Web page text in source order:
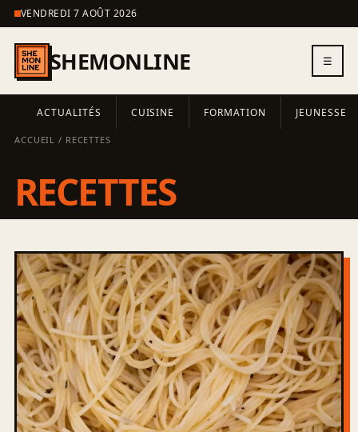
VENDREDI 7 AOÛT 2026
SHEMONLINE ☰
ACTUALITÉS CUISINE FORMATION JEUNESSE
ACCUEIL / RECETTES
RECETTES